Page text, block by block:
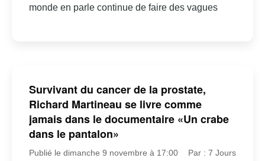
monde en parle continue de faire des vagues
Survivant du cancer de la prostate,
Richard Martineau se livre comme
jamais dans le documentaire «Un crabe
dans le pantalon»
Publié le dimanche 9 novembre à 17:00 Par : 7 Jours